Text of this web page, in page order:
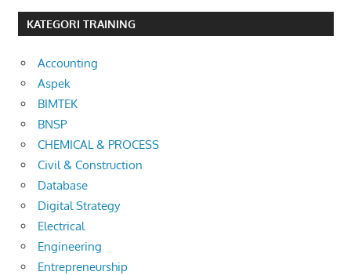
KATEGORI TRAINING
Accounting
Aspek
BIMTEK
BNSP
CHEMICAL & PROCESS
Civil & Construction
Database
Digital Strategy
Electrical
Engineering
Entrepreneurship